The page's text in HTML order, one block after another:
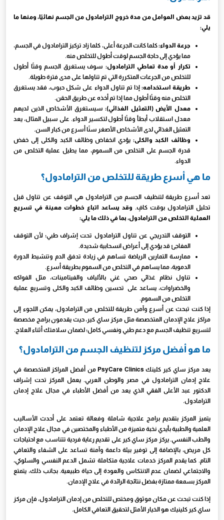
قد تزيد بعض العوامل من مدة خروج الترامادول من الجسم نهائيًا، ومنها ما
يلي:
جرعة الدواء:كلما كانت الجرعة أعلى، كلما زاد تركيز الترامادول في الجسم،
مما يؤدي إلى حاجة الجسم لوقت أطول للتخلص منه.
تكرار أو مدة تعاطي الترامادول: سوف يستغرق الجسم وقتًا أطول
للتخلص من الجرعات المتكررة التي تم تناولها على مدى فترة طويلة.
طريقة استخدامه: إذا تم تناول الدواء على شكل حبوب، فقد يستغرق
التخلص منه وقتًا أطول مما إذا تم أخذه عن طريق الحقن.
معدل الأيض (التمثيل الغذائي):سيستغرق الأشخاص الذين لديهم
معدل استقلاب أبطأ وقتًا أطول لتكسير الدواء. على سبيل المثال، يعد
التمثيل الغذائي لدى الأشخاص الأصغر سنًا أسرع من كبار السن.
وظائف الكبد والكلى:يؤدي انخفاض وظائف الكبد والكلى إلى خفض
قدرة الجسم على التخلص من السموم، مما يطيل عملية التخلص من
الدواء.
ما هي أسرع طريقة للتخلص من الترامادول؟
تعد أسرع طريقة لتنظيف الجسم من الترامادول هي التوقف عن تناول قبل
تحليل الترامادول بوقت كافٍ. وقد يساعد اتباع خطوات معينة في تسريع
العملية التخلص من الترامادول، بما في ذلك ما يلي:
التوقف التدريجي عن تناول الترامادول تحت إشراف طبي؛ لأن التوقف
المفاجئ قد يؤدي إلى أعراض انسحابية شديدة.
ممارسة التمارين الرياضة تساهم في زيادة تدفق الدم وتنشيط الدورة
الدموية، مما يساهم في التخلص من السموم بطريقة أسرع.
تناول نظام غذائي صحي غني بالألياف والفيتامينات، مثل الفواكه
والخضراوات، يساعد على تحسين وظائف الكبد والكلى وتسريع عملية
التخلص من السموم.
إذا كنت تبحث عن أسرع وآمن طريقة للتخلص من الترامادول، يمكن اللجوء إلى
مراكز علاج الإدمان المتخصصة مثل مركز ساي كير، حيث يقدمون برامج مخصصة
لتسريع تنظيف الجسم مع دعم طبي ونفسي كامل؛ لضمان سلامتك أثناء العلاج.
ما هو أفضل مركز لتنظيف الجسم من الترامادول؟
يعد مركز ساي كير كلينك PsyCare Clinics من أفضل المراكز المتخصصة في
علاج إدمان الترامادول في مصر والوطن العربي. يعمل المركز تحت إشراف
الدكتور عبد الأعلى الفقي الذي يعد من أفضل الأطباء في مجال علاج إدمان
الترامادول.
يتميز المركز بتقديم برامج علاجية شاملة وفعالة تعتمد على أحدث الأساليب
العلمية والطبية بأيدي نخبة متميزة من الأطباء والمختصين في مجال علاج الإدمان
والطب النفسي. يركز مركز ساي كير على تقديم رعاية فردية تتناسب مع احتياجات
كل مريض، بالإضافة إلى توفير بيئة داعمة وآمنة تساعد على الشفاء والتعافي
التام. كما يقدم المركز خدمات علاجية متكاملة تشمل الدعم النفسي والسلوكي،
والاجتماعي لضمان عدم الانتكاس والعودة إلى حياة طبيعية. بجانب ذلك، يتمتع
المركز بسمعة ممتازة بفضل نتائجة الرائدة في علاج الإدمان.
إذا كنت تبحث عن مكان موثوق ومختص للتخلص من إدمان الترامادول، فإن مركز
ساي كير كلينيك هو الخيار الأمثل لتحقيق التعافي الكامل.